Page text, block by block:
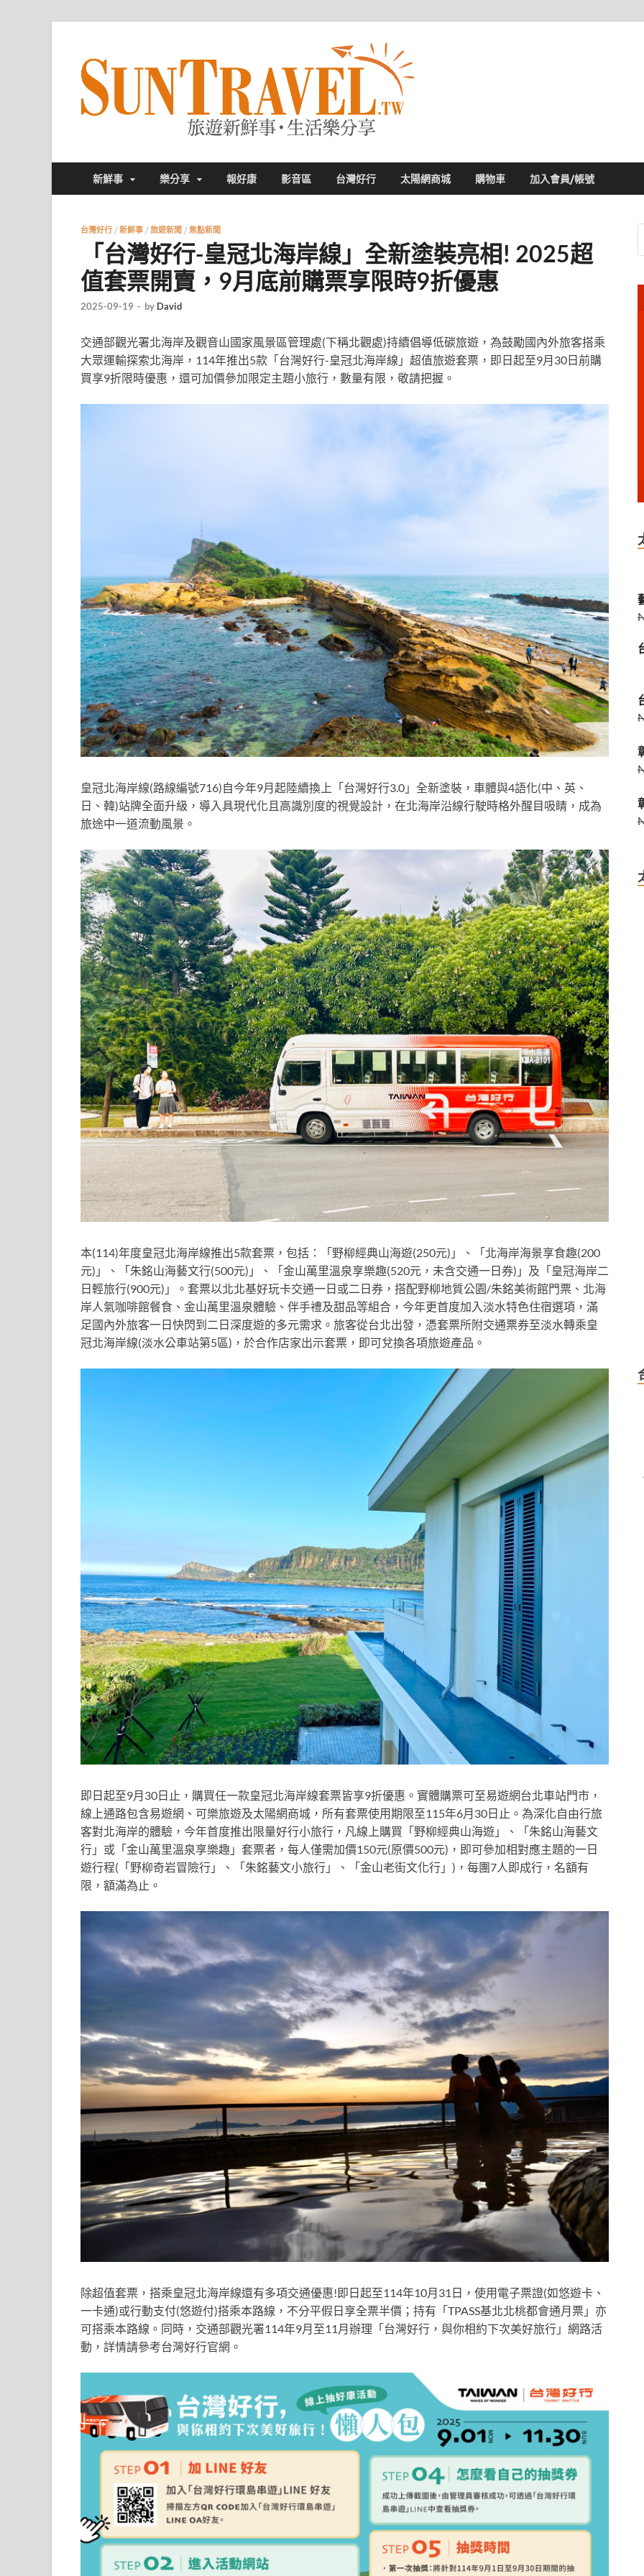
新鮮事 樂分享 報好康 影音區 台灣好行 太陽網商城 購物車 加入會員/帳號
台灣好行 / 新鮮事 / 旅遊新聞 / 焦點新聞
「台灣好行-皇冠北海岸線」全新塗裝亮相! 2025超
值套票開賣，9月底前購票享限時9折優惠
2025-09-19 - by David
交通部觀光署北海岸及觀音山國家風景區管理處(下稱北觀處)持續倡導低碳旅遊，為鼓勵國內外旅客搭乘
大眾運輸探索北海岸，114年推出5款「台灣好行-皇冠北海岸線」超值旅遊套票，即日起至9月30日前購
買享9折限時優惠，還可加價參加限定主題小旅行，數量有限，敬請把握。
皇冠北海岸線(路線編號716)自今年9月起陸續換上「台灣好行3.0」全新塗裝，車體與4語化(中、英、
日、韓)站牌全面升級，導入具現代化且高識別度的視覺設計，在北海岸沿線行駛時格外醒目吸睛，成為
旅途中一道流動風景。
本(114)年度皇冠北海岸線推出5款套票，包括：「野柳經典山海遊(250元)」、「北海岸海景享食趣(200
元)」、「朱銘山海藝文行(500元)」、「金山萬里溫泉享樂趣(520元，未含交通一日券)」及「皇冠海岸二
日輕旅行(900元)」。套票以北北基好玩卡交通一日或二日券，搭配野柳地質公園/朱銘美術館門票、北海
岸人氣咖啡館餐食、金山萬里溫泉體驗、伴手禮及甜品等組合，今年更首度加入淡水特色住宿選項，滿
足國內外旅客一日快閃到二日深度遊的多元需求。旅客從台北出發，憑套票所附交通票券至淡水轉乘皇
冠北海岸線(淡水公車站第5區)，於合作店家出示套票，即可兌換各項旅遊產品。
即日起至9月30日止，購買任一款皇冠北海岸線套票皆享9折優惠。實體購票可至易遊網台北車站門市，
線上通路包含易遊網、可樂旅遊及太陽網商城，所有套票使用期限至115年6月30日止。為深化自由行旅
客對北海岸的體驗，今年首度推出限量好行小旅行，凡線上購買「野柳經典山海遊」、「朱銘山海藝文
行」或「金山萬里溫泉享樂趣」套票者，每人僅需加價150元(原價500元)，即可參加相對應主題的一日
遊行程(「野柳奇岩冒險行」、「朱銘藝文小旅行」、「金山老街文化行」)，每團7人即成行，名額有
限，額滿為止。
除超值套票，搭乘皇冠北海岸線還有多項交通優惠!即日起至114年10月31日，使用電子票證(如悠遊卡、
一卡通)或行動支付(悠遊付)搭乘本路線，不分平假日享全票半價；持有「TPASS基北北桃都會通月票」亦
可搭乘本路線。同時，交通部觀光署114年9月至11月辦理「台灣好行，與你相約下次美好旅行」網路活
動，詳情請參考台灣好行官網。